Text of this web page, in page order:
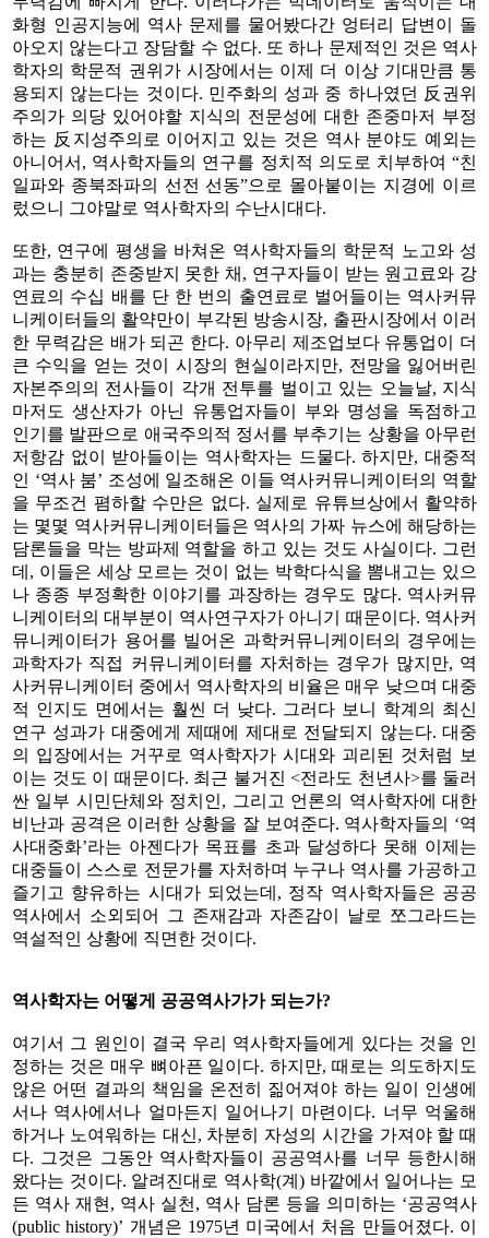
화형 인공지능에 역사 문제를 물어봤다간 엉터리 답변이 돌
아오지 않는다고 장담할 수 없다. 또 하나 문제적인 것은 역사
학자의 학문적 권위가 시장에서는 이제 더 이상 기대만큼 통
용되지 않는다는 것이다. 민주화의 성과 중 하나였던 反권위
주의가 의당 있어야할 지식의 전문성에 대한 존중마저 부정
하는 反지성주의로 이어지고 있는 것은 역사 분야도 예외는
아니어서, 역사학자들의 연구를 정치적 의도로 치부하여 “친
일파와 종북좌파의 선전 선동”으로 몰아붙이는 지경에 이르
렀으니 그야말로 역사학자의 수난시대다.
또한, 연구에 평생을 바쳐온 역사학자들의 학문적 노고와 성
과는 충분히 존중받지 못한 채, 연구자들이 받는 원고료와 강
연료의 수십 배를 단 한 번의 출연료로 벌어들이는 역사커뮤
니케이터들의 활약만이 부각된 방송시장, 출판시장에서 이러
한 무력감은 배가 되곤 한다. 아무리 제조업보다 유통업이 더
큰 수익을 얻는 것이 시장의 현실이라지만, 전망을 잃어버린
자본주의의 전사들이 각개 전투를 벌이고 있는 오늘날, 지식
마저도 생산자가 아닌 유통업자들이 부와 명성을 독점하고
인기를 발판으로 애국주의적 정서를 부추기는 상황을 아무런
저항감 없이 받아들이는 역사학자는 드물다. 하지만, 대중적
인 ‘역사 붐’ 조성에 일조해온 이들 역사커뮤니케이터의 역할
을 무조건 폄하할 수만은 없다. 실제로 유튜브상에서 활약하
는 몇몇 역사커뮤니케이터들은 역사의 가짜 뉴스에 해당하는
담론들을 막는 방파제 역할을 하고 있는 것도 사실이다. 그런
데, 이들은 세상 모르는 것이 없는 박학다식을 뽐내고는 있으
나 종종 부정확한 이야기를 과장하는 경우도 많다. 역사커뮤
니케이터의 대부분이 역사연구자가 아니기 때문이다. 역사커
뮤니케이터가 용어를 빌어온 과학커뮤니케이터의 경우에는
과학자가 직접 커뮤니케이터를 자처하는 경우가 많지만, 역
사커뮤니케이터 중에서 역사학자의 비율은 매우 낮으며 대중
적 인지도 면에서는 훨씬 더 낮다. 그러다 보니 학계의 최신
연구 성과가 대중에게 제때에 제대로 전달되지 않는다. 대중
의 입장에서는 거꾸로 역사학자가 시대와 괴리된 것처럼 보
이는 것도 이 때문이다. 최근 불거진 <전라도 천년사>를 둘러
싼 일부 시민단체와 정치인, 그리고 언론의 역사학자에 대한
비난과 공격은 이러한 상황을 잘 보여준다. 역사학자들의 ‘역
사대중화’라는 아젠다가 목표를 초과 달성하다 못해 이제는
대중들이 스스로 전문가를 자처하며 누구나 역사를 가공하고
즐기고 향유하는 시대가 되었는데, 정작 역사학자들은 공공
역사에서 소외되어 그 존재감과 자존감이 날로 쪼그라드는
역설적인 상황에 직면한 것이다.
역사학자는 어떻게 공공역사가가 되는가?
여기서 그 원인이 결국 우리 역사학자들에게 있다는 것을 인
정하는 것은 매우 뼈아픈 일이다. 하지만, 때로는 의도하지도
않은 어떤 결과의 책임을 온전히 짊어져야 하는 일이 인생에
서나 역사에서나 얼마든지 일어나기 마련이다. 너무 억울해
하거나 노여워하는 대신, 차분히 자성의 시간을 가져야 할 때
다. 그것은 그동안 역사학자들이 공공역사를 너무 등한시해
왔다는 것이다. 알려진대로 역사학(계) 바깥에서 일어나는 모
든 역사 재현, 역사 실천, 역사 담론 등을 의미하는 ‘공공역사
(public history)’ 개념은 1975년 미국에서 처음 만들어졌다. 이